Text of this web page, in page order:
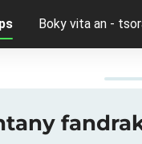
Boky vita an -